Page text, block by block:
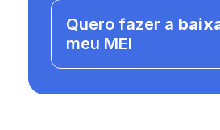
Quero fazer a
meu MEI